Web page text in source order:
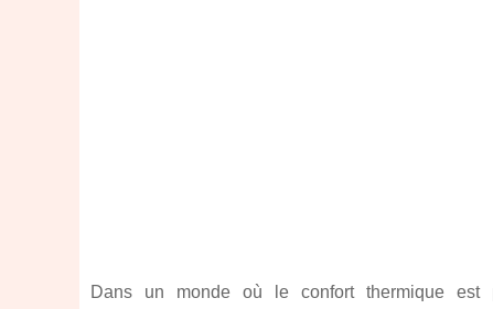
Dans un monde où le confort thermique est